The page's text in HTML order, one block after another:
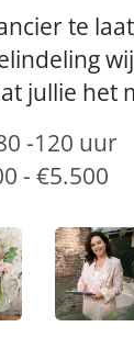
te
jullie het
-120 uur
- €5.500